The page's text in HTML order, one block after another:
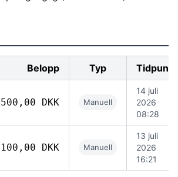
Belopp Typ Tidpunkt
500,00 DKK Manuell
14 juli
2026
08:28
100,00 DKK Manuell
13 juli
2026
16:21